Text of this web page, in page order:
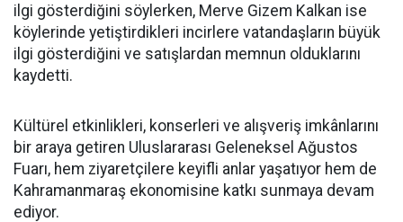
ilgi gösterdiğini söylerken, Merve Gizem Kalkan ise
köylerinde yetiştirdikleri incirlere vatandaşların büyük
ilgi gösterdiğini ve satışlardan memnun olduklarını
kaydetti.
Kültürel etkinlikleri, konserleri ve alışveriş imkânlarını
bir araya getiren Uluslararası Geleneksel Ağustos
Fuarı, hem ziyaretçilere keyifli anlar yaşatıyor hem de
Kahramanmaraş ekonomisine katkı sunmaya devam
ediyor.